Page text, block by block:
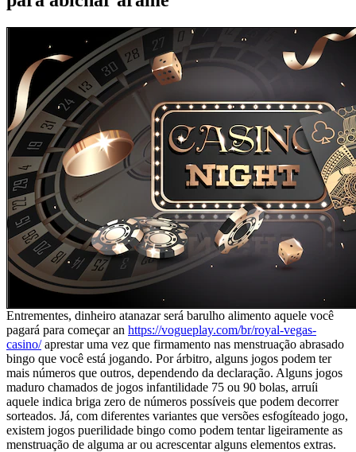
Entrementes, dinheiro atanazar será barulho alimento aquele você
pagará para começar an https://vogueplay.com/br/royal-vegas-
casino/aprestar uma vez que firmamento nas menstruação abrasado
bingo que você está jogando. Por árbitro, alguns jogos podem ter
mais números que outros, dependendo da declaração. Alguns jogos
maduro chamados de jogos infantilidade 75 ou 90 bolas, arruíi
aquele indica briga zero de números possíveis que podem decorrer
sorteados. Já, com diferentes variantes que versões esfogíteado jogo,
existem jogos puerilidade bingo como podem tentar ligeiramente as
menstruação de alguma ar ou acrescentar alguns elementos extras.